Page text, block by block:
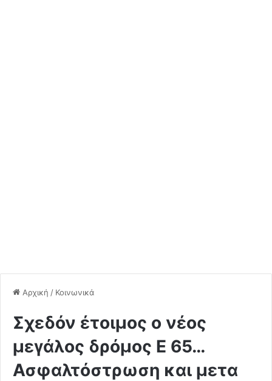
Αρχική / Κοινωνικά
Σχεδόν έτοιμος ο νέος
μεγάλος δρόμος Ε 65…
Ασφαλτόστρωση και μετα